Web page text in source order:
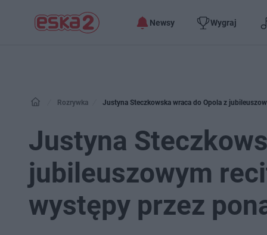
Newsy Wygraj
Rozrywka Justyna Steczkowska wraca do Opola z
Justyna
jubileuszowym
występy przez